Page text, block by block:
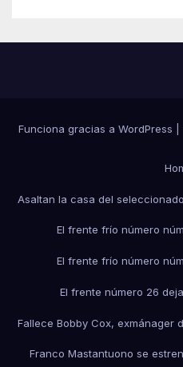
Funciona gracias a WordPress
Asaltan la casa del
El frente frío número
El frente frío número
El frente número 26
Fallece Bobby Cox, exmánager
Franco Mastantuono se